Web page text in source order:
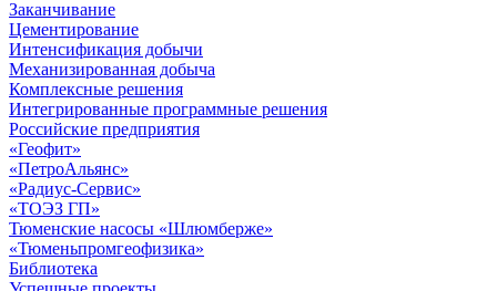
Заканчивание
Цементирование
Интенсификация добычи
Механизированная добыча
Комплексные решения
Интегрированные программные решения
Российские предприятия
«Геофит»
«ПетроАльянс»
«Радиус-Сервис»
«ТОЭЗ ГП»
Тюменские насосы «Шлюмберже»
«Тюменьпромгеофизика»
Библиотека